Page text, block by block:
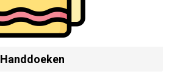
Handdoeken